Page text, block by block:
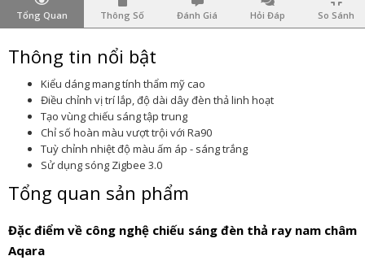
Tổng Quan Thông Số Đánh Giá Hỏi Đáp So Sánh
Thông tin nổi bật
Kiểu dáng mang tính thẩm mỹ cao
Điều chỉnh vị trí lắp, độ dài dây đèn thả linh hoạt
Tạo vùng chiếu sáng tập trung
Chỉ số hoàn màu vượt trội với Ra90
Tuỳ chỉnh nhiệt độ màu ấm áp - sáng trắng
Sử dụng sóng Zigbee 3.0
Tổng quan sản phẩm
Đặc điểm về công nghệ chiếu sáng đèn thả ray nam châm
Aqara